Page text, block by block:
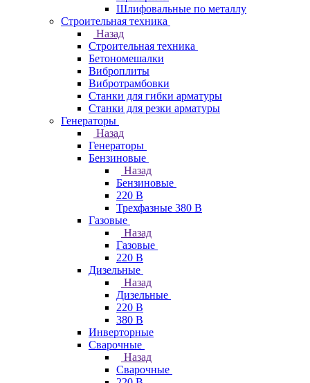
Шлифовальные по металлу
Строительная техника
Назад
Строительная техника
Бетономешалки
Виброплиты
Вибротрамбовки
Станки для гибки арматуры
Станки для резки арматуры
Генераторы
Назад
Генераторы
Бензиновые
Назад
Бензиновые
220 В
Трехфазные 380 В
Газовые
Назад
Газовые
220 В
Дизельные
Назад
Дизельные
220 В
380 В
Инверторные
Сварочные
Назад
Сварочные